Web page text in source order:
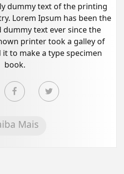
dummy text of the printing
Lorem Ipsum has been the
text ever since the
printer took a galley of
to make a type specimen
book.
Mais